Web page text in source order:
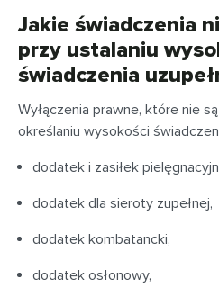
Jakie świadczenia
przy ustalaniu
świadczenia
Wyłączenia prawne, które nie
określaniu wysokości
dodatek i zasiłek
dodatek dla sieroty zupełnej,
dodatek kombatancki,
dodatek osłonowy,